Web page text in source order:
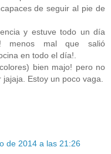
de seguir al pie de
y estuve todo un día
menos mal que salió
en todo el día!.
bien majo! pero no
Estoy un poco vaga.
de 2014 a las 21:26